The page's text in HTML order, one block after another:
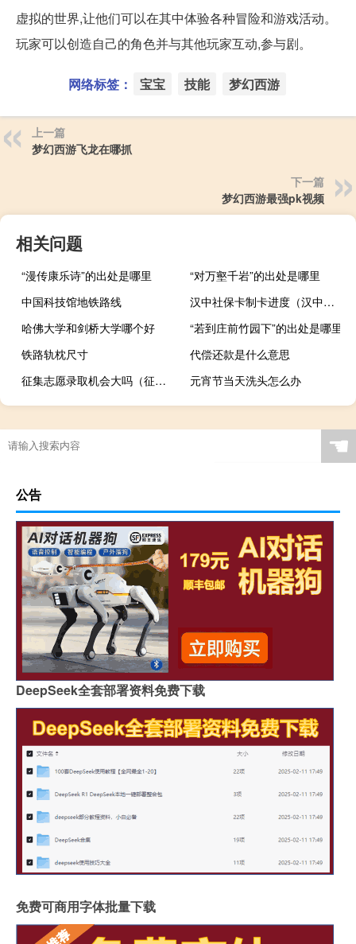
虚拟的世界,让他们可以在其中体验各种冒险和游戏活动。
玩家可以创造自己的角色并与其他玩家互动,参与剧。
网络标签： 宝宝 技能 梦幻西游
上一篇
梦幻西游飞龙在哪抓
下一篇
梦幻西游最强pk视频
相关问题
“漫传康乐诗”的出处是哪里
“对万壑千岩”的出处是哪里
中国科技馆地铁路线
汉中社保卡制卡进度（汉中社保卡制卡进度查询）
哈佛大学和剑桥大学哪个好
“若到庄前竹园下”的出处是哪里
铁路轨枕尺寸
代偿还款是什么意思
征集志愿录取机会大吗（征集志愿录取机会大）
元宵节当天洗头怎么办
☚
公告
DeepSeek全套部署资料免费下载
免费可商用字体批量下载